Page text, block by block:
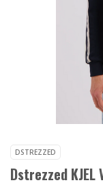
DSTREZZED
Dstrezzed KJEL